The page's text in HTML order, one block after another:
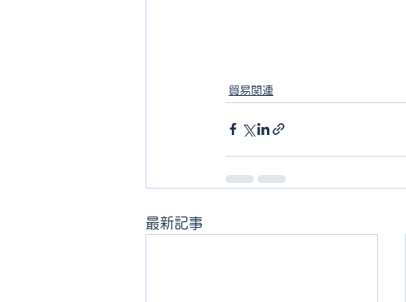
貿易関連
最新記事